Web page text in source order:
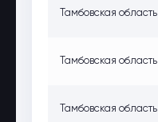
Тамбовская область
Тамбовская область
Тамбовская область